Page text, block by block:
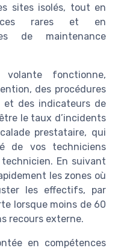
sites isolés, tout en
rares et en
de maintenance
fonctionne,
des procédures
et des indicateurs de
le taux d’incidents
prestataire, qui
de vos techniciens
En suivant
les zones où
les effectifs, par
lorsque moins de 60
recours externe.
en compétences